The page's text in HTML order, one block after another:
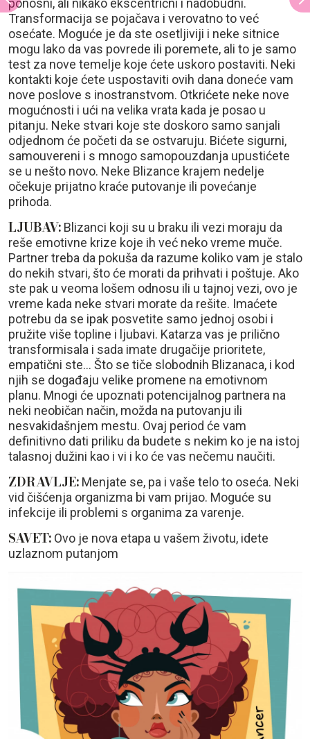
ponosni, ali nikako ekscentrični i nadobudni.
Transformacija se pojačava i verovatno to već
osećate. Moguće je da ste osetljiviji i neke sitnice
mogu lako da vas povrede ili poremete, ali to je samo
test za nove temelje koje ćete uskoro postaviti. Neki
kontakti koje ćete uspostaviti ovih dana doneće vam
nove poslove s inostranstvom. Otkrićete neke nove
mogućnosti i ući na velika vrata kada je posao u
pitanju. Neke stvari koje ste doskoro samo sanjali
odjednom će početi da se ostvaruju. Bićete sigurni,
samouvereni i s mnogo samopouzdanja upustićete
se u nešto novo. Neke Blizance krajem nedelje
očekuje prijatno kraće putovanje ili povećanje
prihoda.
LJUBAV:Blizanci koji su u braku ili vezi moraju da
reše emotivne krize koje ih već neko vreme muče.
Partner treba da pokuša da razume koliko vam je stalo
do nekih stvari, što će morati da prihvati i poštuje. Ako
ste pak u veoma lošem odnosu ili u tajnoj vezi, ovo je
vreme kada neke stvari morate da rešite. Imaćete
potrebu da se ipak posvetite samo jednoj osobi i
pružite više topline i ljubavi. Katarza vas je prilično
transformisala i sada imate drugačije prioritete,
empatični ste... Što se tiče slobodnih Blizanaca, i kod
njih se događaju velike promene na emotivnom
planu. Mnogi će upoznati potencijalnog partnera na
neki neobičan način, možda na putovanju ili
nesvakidašnjem mestu. Ovaj period će vam
definitivno dati priliku da budete s nekim ko je na istoj
talasnoj dužini kao i vi i ko će vas nečemu naučiti.
ZDRAVLJE:Menjate se, pa i vaše telo to oseća. Neki
vid čišćenja organizma bi vam prijao. Moguće su
infekcije ili problemi s organima za varenje.
SAVET:Ovo je nova etapa u vašem životu, idete
uzlaznom putanjom